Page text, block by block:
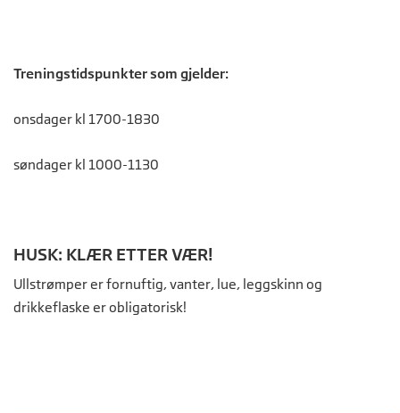
Treningstidspunkter som gjelder:
onsdager kl 1700-1830
søndager kl 1000-1130
HUSK: KLÆR ETTER VÆR!
Ullstrømper er fornuftig, vanter, lue, leggskinn og
drikkeflaske er obligatorisk!